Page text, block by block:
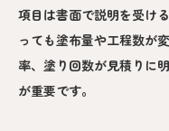
項目は書面で説明を受け
っても塗布量や工程数が
率、塗り回数が見積りに
が重要です。